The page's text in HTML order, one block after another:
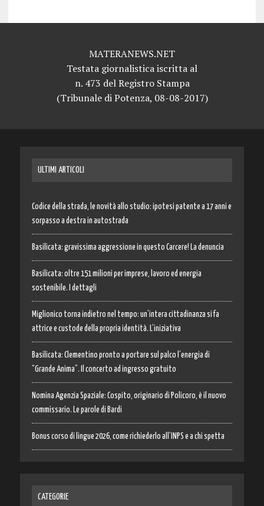
MATERANEWS.NET
Testata giornalistica iscritta al
n. 473 del Registro Stampa
(Tribunale di Potenza, 08-08-2017)
ULTIMI ARTICOLI
Codice della strada, le novità allo studio: ipotesi patente a 17 anni e
sorpasso a destra in autostrada
Basilicata: gravissima aggressione in questo Carcere! La denuncia
Basilicata: oltre 151 milioni per imprese, lavoro ed energia
sostenibile. I dettagli
Miglionico torna indietro nel tempo: un’intera cittadinanza si fa
attrice e custode della propria identità. L’iniziativa
Basilicata: Clementino pronto a portare sul palco l’energia di
“Grande Anima”. Il concerto ad ingresso gratuito
Nomina Agenzia Spaziale: Cospito, originario di Policoro, è il nuovo
commissario. Le parole di Bardi
Bonus corso di lingue 2026, come richiederlo all’INPS e a chi spetta
CATEGORIE